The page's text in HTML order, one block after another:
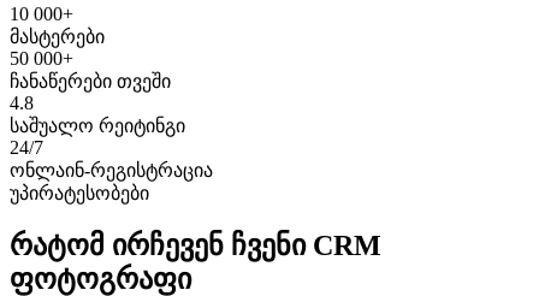
10 000+
მასტერები
50 000+
ჩანაწერები თვეში
4.8
საშუალო რეიტინგი
24/7
ონლაინ-რეგისტრაცია
უპირატესობები
რატომ ირჩევენ ჩვენი CRM
ფოტოგრაფი